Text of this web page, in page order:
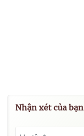
Nhận xét của bạn